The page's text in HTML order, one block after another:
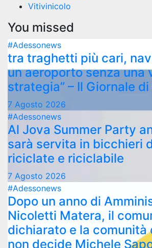
Vitivinicolo
You missed
#Adessonews
tra traghetti più cari,
un aeroporto senza una
strategia” – Il Giornale
7 Agosto 2026
#Adessonews
Al Jova Summer Party
sarà servita in bicchieri
riciclate e riciclabile
7 Agosto 2026
#Adessonews
Dopo un anno di
Nicoletti Matera, il
dichiarato e la comunità
non decide Michele